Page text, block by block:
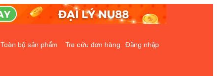
Toàn bộ sản phẩm Tra cứu đơn hàng Đăng nhập